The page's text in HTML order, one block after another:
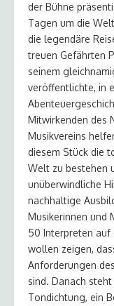
der Bühne
Tagen um die
die legendäre
treuen Gefährten
seinem
veröffentlichte, in
Mitwirkenden des
Musikvereins
diesem Stück die
Welt zu bestehen
unüberwindliche
nachhaltige
Musikerinnen und
50 Interpreten auf
wollen zeigen,
Anforderungen
sind. Danach
Tondichtung, ein